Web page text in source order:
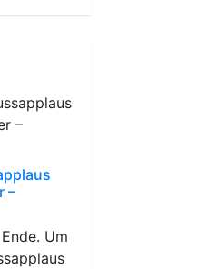
–
Um